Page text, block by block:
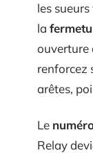
les
la
ouverture
renforcez
arêtes,
Le
Relay